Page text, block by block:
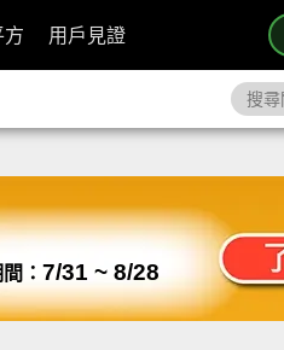
方 用戶見證
： 7/31 ~ 8/28